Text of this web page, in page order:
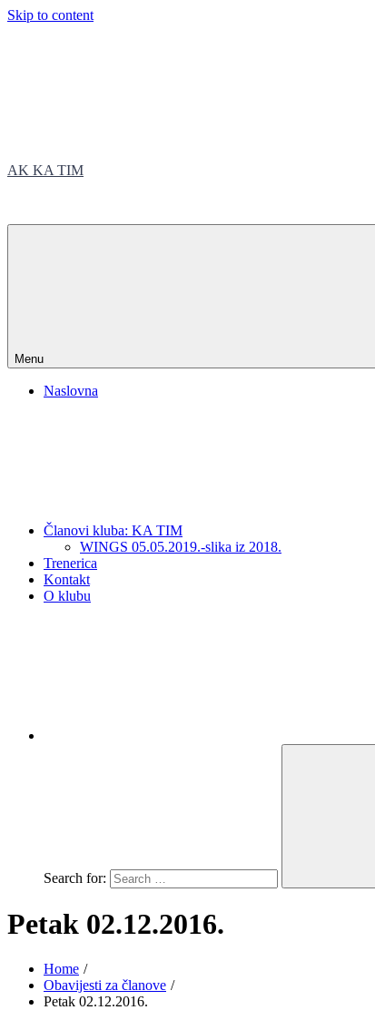
Skip to content
AK KA TIM
Menu
Naslovna
Članovi kluba: KA TIM
WINGS 05.05.2019.-slika iz 2018.
Trenerica
Kontakt
O klubu
Search for:
Petak 02.12.2016.
Home
Obavijesti za članove
Petak 02.12.2016.